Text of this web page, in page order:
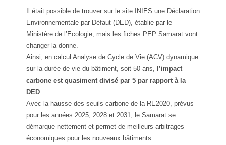
Il était possible de trouver sur le site INIES une Déclaration
Environnementale par Défaut (DED), établie par le
Ministère de l’Ecologie, mais les fiches PEP Samarat vont
changer la donne.
Ainsi, en calcul Analyse de Cycle de Vie (ACV) dynamique
sur la durée de vie du bâtiment, soit 50 ans,
l’impact
carbone est quasiment divisé par 5 par rapport à la
DED.
Avec la hausse des seuils carbone de la RE2020, prévus
pour les années 2025, 2028 et 2031, le Samarat se
démarque nettement et permet de meilleurs arbitrages
économiques pour les nouveaux bâtiments.